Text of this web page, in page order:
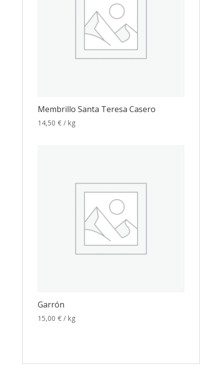
Membrillo Santa Teresa Casero
14,50 € / kg
Garrón
15,00 € / kg